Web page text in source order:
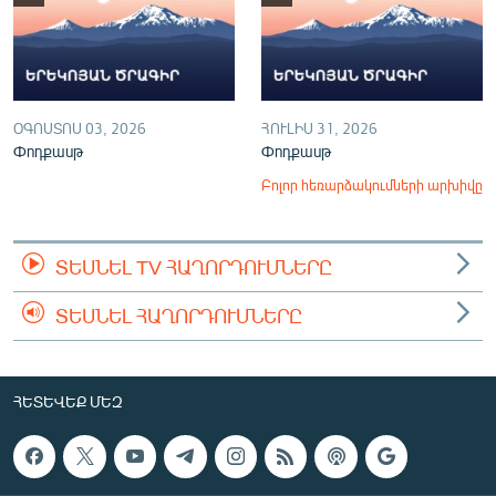
ՕԳՈՍՏՈՍ 03, 2026
Փոդքասթ
ՀՈՒԼԻՍ 31, 2026
Փոդքասթ
Բոլոր հեռարձակումների արխիվը
ՏԵՍՆԵԼ TV ՀԱՂՈՐԴՈՒՄՆԵՐԸ
ՏԵՍՆԵԼ ՀԱՂՈՐԴՈՒՄՆԵՐԸ
ՀԵՏԵՎԵՔ ՄԵԶ